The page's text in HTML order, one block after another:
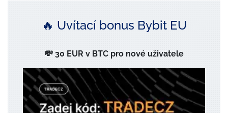
🔥 Uvítací bonus Bybit EU
💸 30 EUR v BTC pro nové uživatele